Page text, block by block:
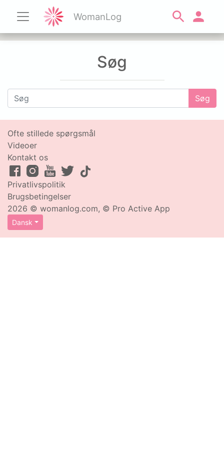
WomanLog
Søg
Søg
Privatlivspolitik
Brugsbetingelser
2026 © womanlog.com, © Pro Active App
Dansk
Ofte stillede spørgsmål
Videoer
Kontakt os